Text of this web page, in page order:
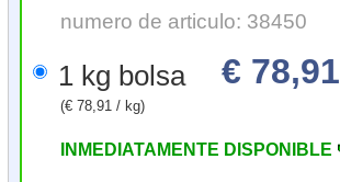
numero de articulo: 38450
1 kg bolsa € 78,91
(€ 78,91 / kg)
INMEDIATAMENTE DISPONIBLE